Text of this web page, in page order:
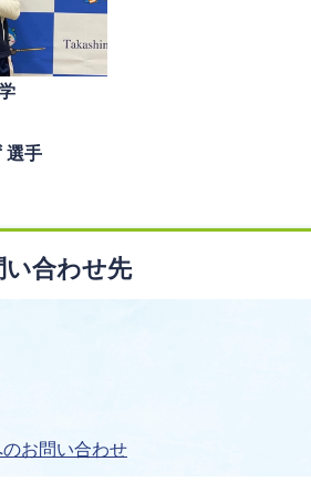
選手
合わせ先
お問い合わせ